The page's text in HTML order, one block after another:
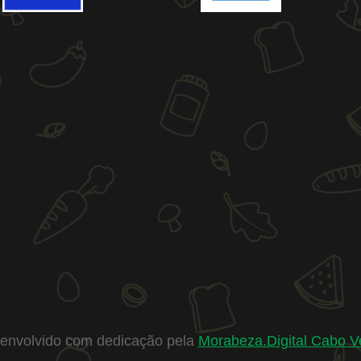
com dedicação pela Morabeza.Digital Cabo